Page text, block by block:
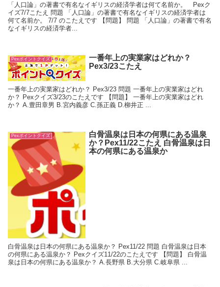
「人口論」の著書で有名なイギリスの経済学者は何て名前か。 Pexク
イズ7/7こたえ 問題 「人口論」の著書で有名なイギリスの経済学者は
何て名前か。 7/7 のこたえです 【問題】 問題 「人口論」の著書で有名
なイギリスの経済学者...
Pexポイントクイズ
一番年上の実業家はどれか？
Pex3/23こたえ
一番年上の実業家はどれか？ Pex3/23 問題 一番年上の実業家はどれ
か？ Pexクイズ3/23のこたえです 【問題】 一番年上の実業家はどれ
か？ A.豊田章男 B.宮内義彦 C.孫正義 D.柳井正 ...
Pexポイントクイズ
白骨温泉は日本の何県にある温泉
か？Pex11/22こたえ 白骨温泉は日
本の何県にある温泉か
白骨温泉は日本の何県にある温泉か？ Pex11/22 問題 白骨温泉は日本
の何県にある温泉か？ Pexクイズ11/22のこたえです 【問題】 白骨温
泉は日本の何県にある温泉か？ A.長野県 B.大分県 C.岐阜県 ...